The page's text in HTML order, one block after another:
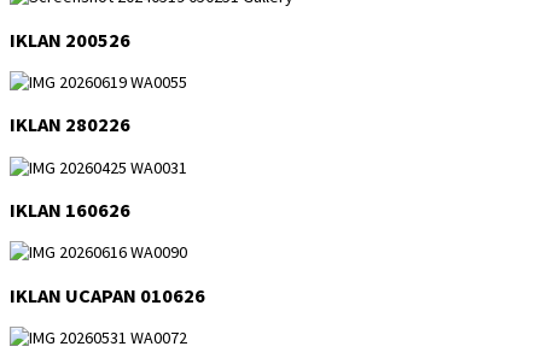
IKLAN 200526
IKLAN 280226
IKLAN 160626
IKLAN UCAPAN 010626